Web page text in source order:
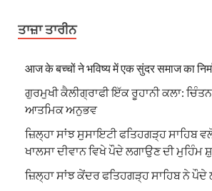
ਤਾਜ਼ਾ ਤਾਰੀਨ
आज के बच्चों ने भविष्य में एक सुंदर समाज का
ਗੁਰਮੁਖੀ ਕੈਲੀਗ੍ਰਾਫੀ ਇੱਕ ਰੂਹਾਨੀ ਕਲਾ:
ਆਤਮਿਕ ਅਨੁਭਵ
ਜ਼ਿਲ੍ਹਾ ਸਾਂਝ ਸੁਸਾਇਟੀ ਫਤਿਹਗੜ੍ਹ ਸਾਹਿਬ
ਖਾਲਸਾ ਦੀਵਾਨ ਵਿਖੇ ਪੌਦੇ ਲਗਾਉਣ ਦੀ ਮੁਹਿੰਮ
ਜ਼ਿਲ੍ਹਾ ਸਾਂਝ ਕੇਂਦਰ ਫਤਿਹਗੜ੍ਹ ਸਾਹਿਬ ਨੇ ਪੌਦੇ